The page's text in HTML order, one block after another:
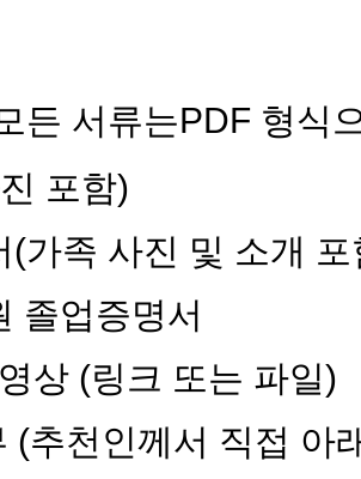
든 서류는PDF 형식
포함)
(가족 사진 및 소개
졸업증명서
영상 (링크 또는 파일)
(추천인께서 직접 아